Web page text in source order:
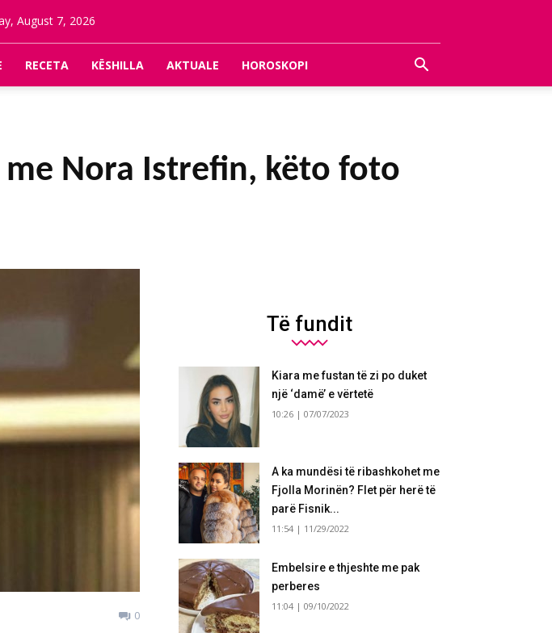
August 7, 2026
RECETA KËSHILLA AKTUALE HOROSKOPI
Nora Istrefin, këto foto
0
Të fundit
Kiara me fustan të zi po duket
një ‘damë’ e vërtetë
10:26 | 07/07/2023
A ka mundësi të ribashkohet me
Fjolla Morinën? Flet për herë të
parë Fisnik...
11:54 | 11/29/2022
Embelsire e thjeshte me pak
perberes
11:04 | 09/10/2022